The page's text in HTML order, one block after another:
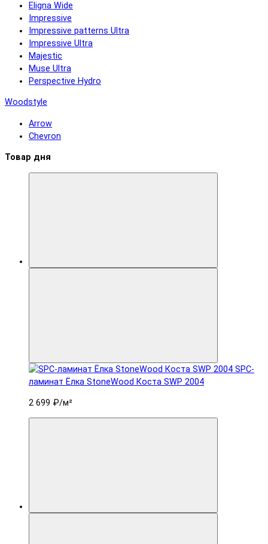
Eligna Wide
Impressive
Impressive patterns Ultra
Impressive Ultra
Majestic
Muse Ultra
Perspective Hydro
Woodstyle
Arrow
Chevron
Товар дня
SPC-
ламинат Ëлка StoneWood Коста SWP 2004
2 699 ₽/м²